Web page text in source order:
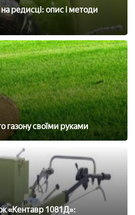
редисці: опис і методи
газону своїми руками
«Кентавр 1081Д»: